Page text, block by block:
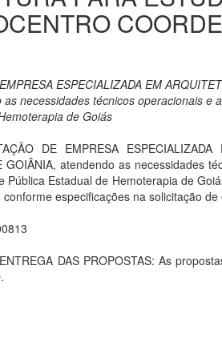
ESPECIALIZADA EM
as necessidades técnicos operacionais
de Goiás
DE EMPRESA
GOIÂNIA, atendendo as necessidades
Pública Estadual de Hemoterapia de
especificações na solicitação de
DAS PROPOSTAS: As